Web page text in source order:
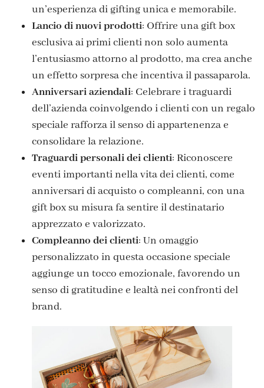
un’esperienza di gifting unica e memorabile.
Lancio di nuovi prodotti: Offrire una gift box
esclusiva ai primi clienti non solo aumenta
l’entusiasmo attorno al prodotto, ma crea anche
un effetto sorpresa che incentiva il passaparola.
Anniversari aziendali: Celebrare i traguardi
dell’azienda coinvolgendo i clienti con un regalo
speciale rafforza il senso di appartenenza e
consolidare la relazione.
Traguardi personali dei clienti: Riconoscere
eventi importanti nella vita dei clienti, come
anniversari di acquisto o compleanni, con una
gift box su misura fa sentire il destinatario
apprezzato e valorizzato.
Compleanno dei clienti: Un omaggio
personalizzato in questa occasione speciale
aggiunge un tocco emozionale, favorendo un
senso di gratitudine e lealtà nei confronti del
brand.